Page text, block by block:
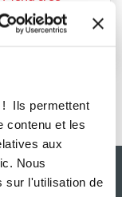
! Ils permettent
contenu et les
aux
Nous
sur l'utilisation de